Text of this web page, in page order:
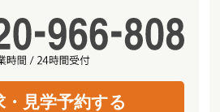
・見学予約する